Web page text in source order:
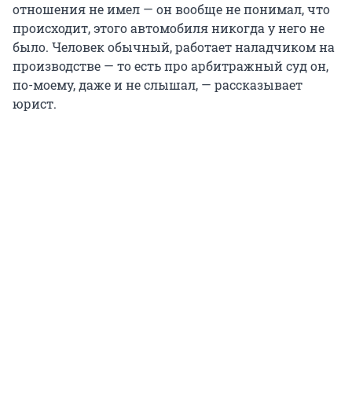
отношения не имел — он вообще не понимал, что
происходит, этого автомобиля никогда у него не
было. Человек обычный, работает наладчиком на
производстве — то есть про арбитражный суд он,
по-моему, даже и не слышал, — рассказывает
юрист.